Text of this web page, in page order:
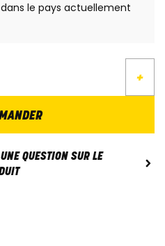
le pays actuellement
+
QUESTION SUR LE